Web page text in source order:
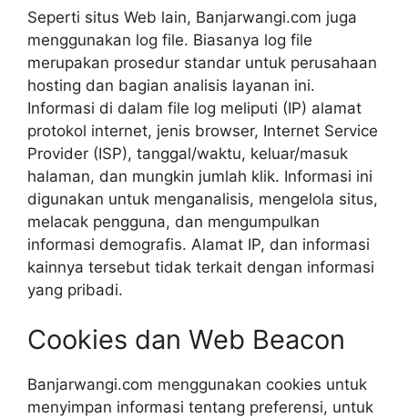
Seperti situs Web lain, Banjarwangi.com juga
menggunakan log file. Biasanya log file
merupakan prosedur standar untuk perusahaan
hosting dan bagian analisis layanan ini.
Informasi di dalam file log meliputi (IP) alamat
protokol internet, jenis browser, Internet Service
Provider (ISP), tanggal/waktu, keluar/masuk
halaman, dan mungkin jumlah klik. Informasi ini
digunakan untuk menganalisis, mengelola situs,
melacak pengguna, dan mengumpulkan
informasi demografis. Alamat IP, dan informasi
kainnya tersebut tidak terkait dengan informasi
yang pribadi.
Cookies dan Web Beacon
Banjarwangi.com menggunakan cookies untuk
menyimpan informasi tentang preferensi, untuk